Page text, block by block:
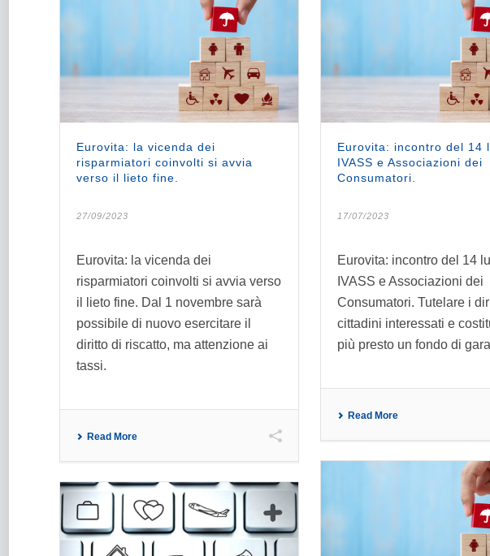
Eurovita: la vicenda dei
risparmiatori coinvolti si avvia
verso il lieto fine.
27/09/2023
Eurovita: la vicenda dei
risparmiatori coinvolti si avvia verso
il lieto fine. Dal 1 novembre sarà
possibile di nuovo esercitare il
diritto di riscatto, ma attenzione ai
tassi.
Read More
Eurovita: incontro del 14
IVASS e Associazioni dei
Consumatori.
17/07/2023
Eurovita: incontro del 14
IVASS e Associazioni dei
Consumatori. Tutelare i
cittadini interessati e
più presto un fondo di
Read More